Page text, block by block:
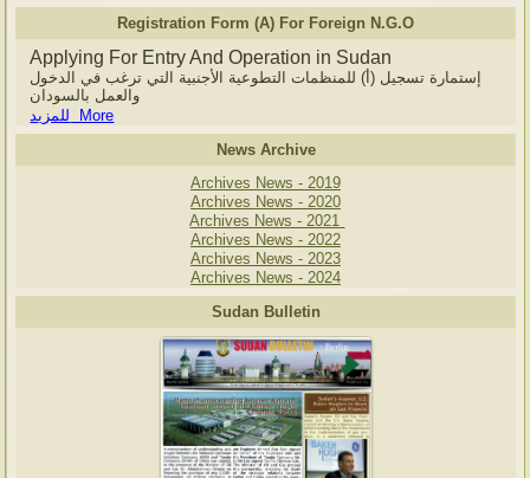
Registration Form (A) For Foreign N.G.O
Applying For Entry And Operation in Sudan
إستمارة تسجيل (أ) للمنظمات التطوعية الأجنبية التي ترغب في الدخول
والعمل بالسودان
للمزيد More
News Archive
Archives News - 2019
Archives News - 2020
Archives News - 2021
Archives News - 2022
Archives News - 2023
Archives News - 2024
Sudan Bulletin